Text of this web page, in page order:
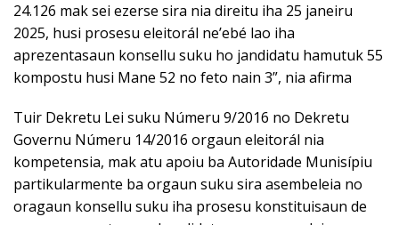
24.126 mak sei ezerse sira nia direitu iha 25 janeiru
2025, husi prosesu eleitorál ne’ebé lao iha
aprezentasaun konsellu suku ho jandidatu hamutuk 55
kompostu husi Mane 52 no feto nain 3”, nia afirma
Tuir Dekretu Lei suku Númeru 9/2016 no Dekretu
Governu Númeru 14/2016 orgaun eleitorál nia
kompetensia, mak atu apoiu ba Autoridade Munisípiu
partikularmente ba orgaun suku sira asembeleia no
oragaun konsellu suku iha prosesu konstituisaun de